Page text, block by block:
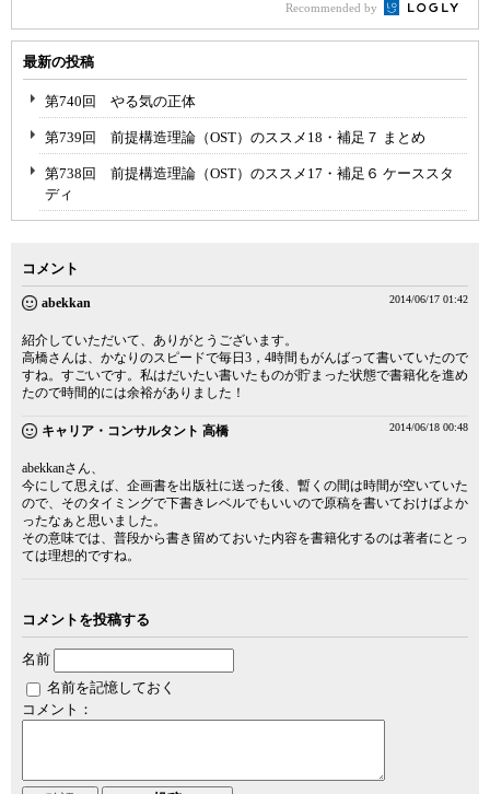
Recommended by
最新の投稿
第740回 やる気の正体
第739回 前提構造理論（OST）のススメ18・補足７ まとめ
第738回 前提構造理論（OST）のススメ17・補足６ ケーススタ
ディ
コメント
abekkan 2014/06/17 01:42
紹介していただいて、ありがとうございます。
高橋さんは、かなりのスピードで毎日3，4時間もがんばって書いていたので
すね。すごいです。私はだいたい書いたものが貯まった状態で書籍化を進め
たので時間的には余裕がありました！
キャリア・コンサルタント 高橋 2014/06/18 00:48
abekkanさん、
今にして思えば、企画書を出版社に送った後、暫くの間は時間が空いていた
ので、そのタイミングで下書きレベルでもいいので原稿を書いておけばよか
ったなぁと思いました。
その意味では、普段から書き留めておいた内容を書籍化するのは著者にとっ
ては理想的ですね。
コメントを投稿する
名前
名前を記憶しておく
コメント：